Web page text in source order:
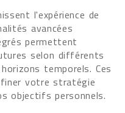
l'expérience de
avancées
permettent
selon différents
temporels. Ces
votre stratégie
objectifs personnels.